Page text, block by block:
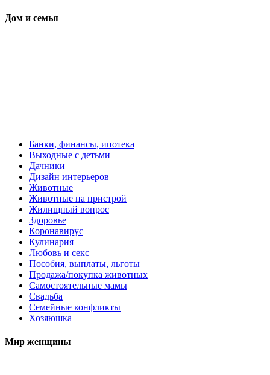
Дом и семья
Банки, финансы, ипотека
Выходные с детьми
Дачники
Дизайн интерьеров
Животные
Животные на пристрой
Жилищный вопрос
Здоровье
Коронавирус
Кулинария
Любовь и секс
Пособия, выплаты, льготы
Продажа/покупка животных
Самостоятельные мамы
Свадьба
Семейные конфликты
Хозяюшка
Мир женщины